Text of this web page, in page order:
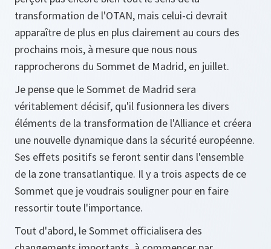
transformation de l'OTAN, mais celui-ci devrait
apparaître de plus en plus clairement au cours des
prochains mois, à mesure que nous nous
rapprocherons du Sommet de Madrid, en juillet.
Je pense que le Sommet de Madrid sera
véritablement décisif, qu'il fusionnera les divers
éléments de la transformation de l'Alliance et créera
une nouvelle dynamique dans la sécurité européenne.
Ses effets positifs se feront sentir dans l'ensemble
de la zone transatlantique. Il y a trois aspects de ce
Sommet que je voudrais souligner pour en faire
ressortir toute l'importance.
Tout d'abord, le Sommet officialisera des